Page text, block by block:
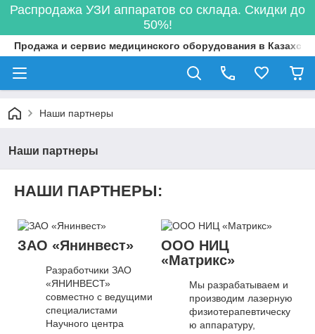
Распродажа УЗИ аппаратов со склада. Скидки до
50%!
Продажа и сервис медицинского оборудования в
Наши партнеры
Наши партнеры
НАШИ ПАРТНЕРЫ:
ЗАО «Янинвест»
Разработчики ЗАО
«ЯНИНВЕСТ»
совместно с ведущими
специалистами
Научного центра
ООО НИЦ
«Матрикс»
Мы разрабатываем и
производим лазерную
физиотерапевтическу
ю аппаратуру,